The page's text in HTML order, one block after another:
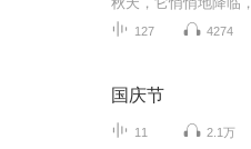
127 4274
国庆节
11 2.1万